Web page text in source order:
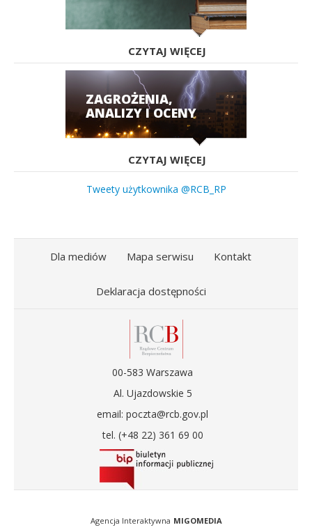
CZYTAJ WIĘCEJ
ZAGROŻENIA,
ANALIZY I OCENY
CZYTAJ WIĘCEJ
Tweety użytkownika @RCB_RP
Dla mediów Mapa serwisu Kontakt
Deklaracja dostępności
00-583 Warszawa
Al. Ujazdowskie 5
email: poczta@rcb.gov.pl
tel. (+48 22) 361 69 00
Agencja Interaktywna MIGOMEDIA